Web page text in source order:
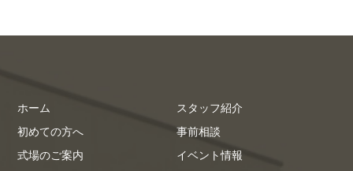
ホーム
初めての方へ
式場のご案内
スタッフ紹介
事前相談
イベント情報